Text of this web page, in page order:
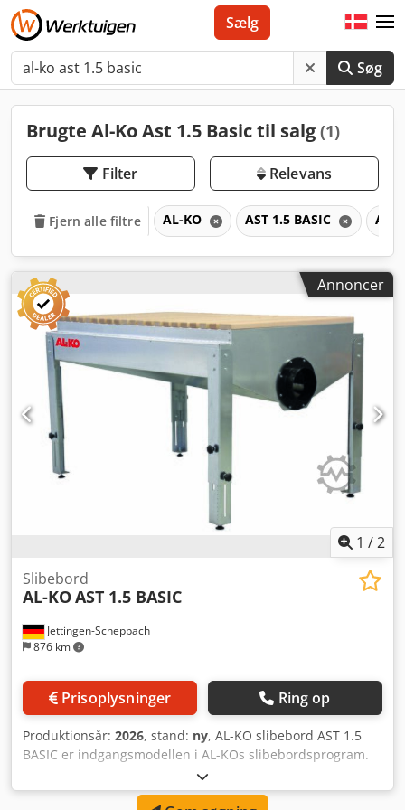
Søg
Sælg
Brugte Al-Ko Ast 1.5 Basic til salg (1)
Filter Relevans
Fjern alle filtre AL-KO AST 1.5 BASIC AST
Annoncer
1 /2
Jettingen-Scheppach
876 km
Slibebord
AL-KOAST 1.5 BASIC
Prisoplysninger Ring op
Produktionsår: 2026, stand: ny, AL-KO slibebord AST 1.5
BASIC er indgangsmodellen i AL-KOs slibebordsprogram.
Det er certificeret efter GS-HO-11 og bærer mærket
"Træstøvtestet efter BGI 739-1". Dermed er det velegnet til